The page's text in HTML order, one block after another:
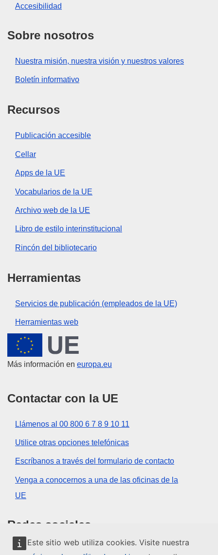
Este sitio web utiliza cookies. Visite nuestra
Accesibilidad
Sobre nosotros
Nuestra misión, nuestra visión y nuestros valores
Boletín informativo
Recursos
Publicación accesible
Cellar
Apps de la UE
Vocabularios de la UE
Archivo web de la UE
Libro de estilo interinstitucional
Rincón del bibliotecario
Herramientas
Servicios de publicación (empleados de la UE)
Herramientas web
Unión Europea
Más información en europa.eu
Contactar con la UE
Llámenos al 00 800 6 7 8 9 10 11
Utilice otras opciones telefónicas
Escríbanos a través del formulario de contacto
Venga a conocernos a una de las oficinas de la
UE
Redes sociales
Buscar los canales de la UE en las redes sociales